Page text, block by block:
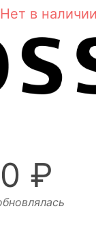
Нет в наличии
₽